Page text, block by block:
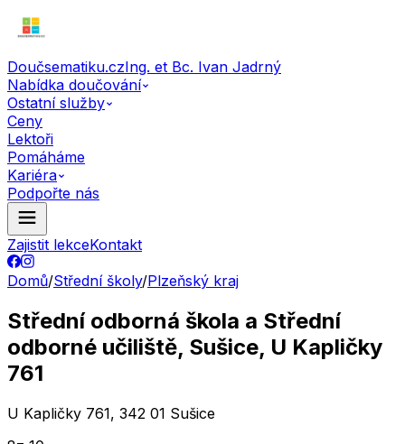
Doučsematiku.czIng. et Bc. Ivan Jadrný
Nabídka doučování
Ostatní služby
Ceny
Lektoři
Pomáháme
Kariéra
Podpořte nás
Zajistit lekceKontakt
Domů/Střední školy/Plzeňský kraj
Střední odborná škola a Střední
odborné učiliště, Sušice, U Kapličky
761
U Kapličky 761, 342 01 Sušice